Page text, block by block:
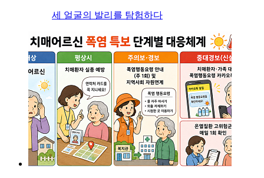
세 얼굴의 발리를 탐험하다